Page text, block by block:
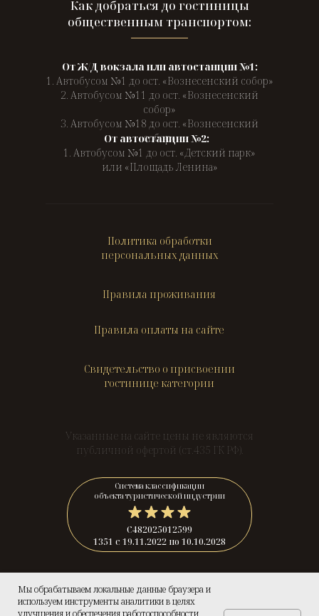
Как добраться до гостиницы
общественным транспортом:
От Ж/Д вокзала или автостанции №1:
1. Автобусом №1 до ост. «Вознесенский собор»
2. Автобусом №11 до ост. «Вознесенский
собор»
3. Автобусом №18 до ост. «Вознесенский
собор»
От автостанции №2:
1. Автобусом №1 до ост. «Детский парк»
или «Площадь Ленина»
Официальный сайт.
Указанные на сайте цены не являются
публичной офертой (ст.435 ГК РФ).
Политика обработки
персональных данных
Правила оплаты на сайте
Правила проживания
Свидетельство о присвоении
гостинице категории
Система классификации
объекта туристической индустрии
С482025012599
1351 с 19.11.2022 по 10.10.2028
Мы обрабатываем локальные данные браузера и
используем инструменты аналитики в целях
улучшения и обеспечения работоспособности